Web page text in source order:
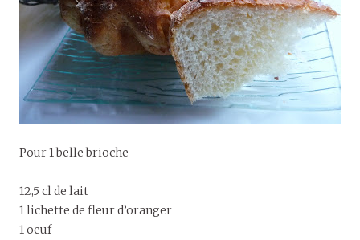
Pour 1 belle brioche
12,5 cl de lait
1 lichette de fleur d’oranger
1 oeuf